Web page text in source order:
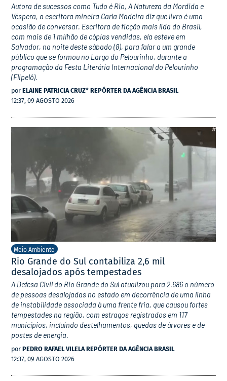
Autora de sucessos como Tudo é Rio, A Natureza da Mordida e
Véspera, a escritora mineira Carla Madeira diz que livro é uma
ocasião de conversar. Escritora de ficção mais lida do Brasil,
com mais de 1 milhão de cópias vendidas, ela esteve em
Salvador, na noite deste sábado (8), para falar a um grande
público que se formou no Largo do Pelourinho, durante a
programação da Festa Literária Internacional do Pelourinho
(Flipelô).
por ELAINE PATRICIA CRUZ* REPÓRTER DA AGÊNCIA BRASIL
12:37, 09 AGOSTO 2026
Meio Ambiente
Rio Grande do Sul contabiliza 2,6 mil
desalojados após tempestades
A Defesa Civil do Rio Grande do Sul atualizou para 2.686 o número
de pessoas desalojadas no estado em decorrência de uma linha
de instabilidade associada à uma frente fria, que causou fortes
tempestades na região, com estragos registrados em 117
municípios, incluindo destelhamentos, quedas de árvores e de
postes de energia.
por PEDRO RAFAEL VILELA REPÓRTER DA AGÊNCIA BRASIL
12:37, 09 AGOSTO 2026